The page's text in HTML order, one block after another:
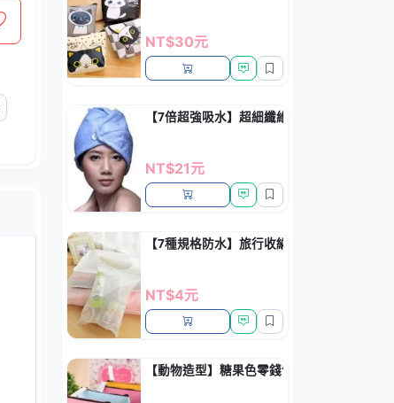
NT$30元
【7倍超強吸水】超細纖維乾髮帽 - 速乾護髮
NT$21元
【7種規格防水】旅行收納袋 - PVC透明衣物
NT$4元
【動物造型】糖果色零錢包 - 韓風便攜收納包